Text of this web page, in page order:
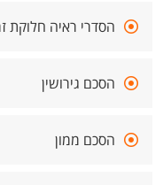
הסדרי ראיה חלוקת
הסכם גירושין
הסכם ממון